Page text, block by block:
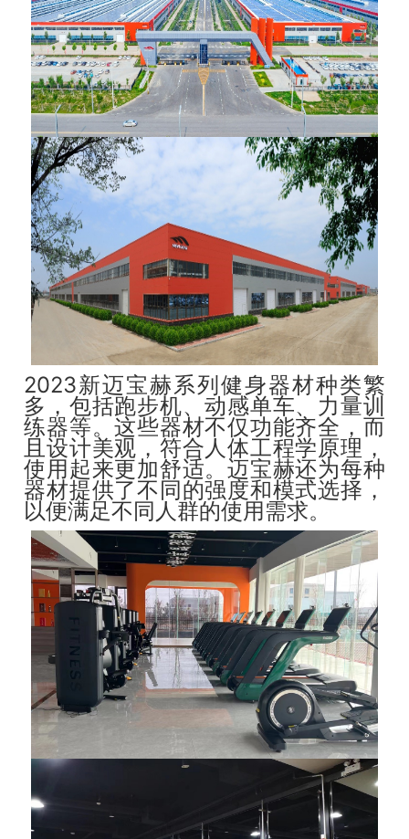
2023新迈宝赫系列健身器材种类繁
多，包括跑步机、动感单车、力量训
练器等。这些器材不仅功能齐全，而
且设计美观，符合人体工程学原理，
使用起来更加舒适。迈宝赫还为每种
器材提供了不同的强度和模式选择，
以便满足不同人群的使用需求。